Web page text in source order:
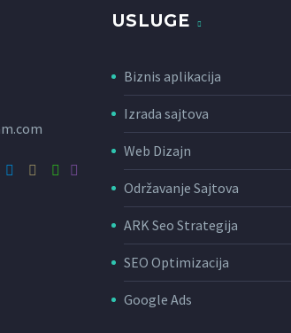
USLUGE
Biznis aplikacija
Izrada sajtova
Web Dizajn
Održavanje Sajtova
ARK Seo Strategija
SEO Optimizacija
Google Ads